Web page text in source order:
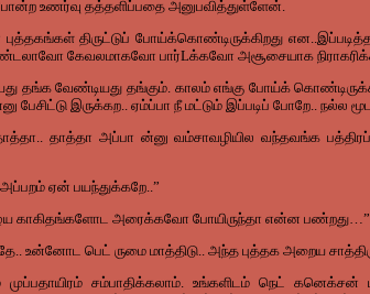
உணர்வு தத்தளிப்பதை அனுபவித்துள்ளேன்.
திருட்டுப் போய்க்கொண்டிருக்கிறது
கேவலமாகவோ பார்Lக்கவோ அசூசையாக
தங்க வேண்டியது தங்கும். காலம் எங்கு போய்க்
பேசிட்டு இருக்கற.. ஏம்ப்பா நீ மட்டும் இப்படிப் போறே.. நல்ல
தாத்தா அப்பா ன்னு வம்சாவழியில வந்தவங்க
ஏன் பயந்துக்கறே..”
காகிதங்களோட அரைக்கவோ போயிருந்தா என்ன பண்றது…”
பெட் ருமை மாத்திடு.. அந்த புத்தக அறைய
முப்பதாயிரம் சம்பாதிக்கலாம். உங்களிடம் நெட்